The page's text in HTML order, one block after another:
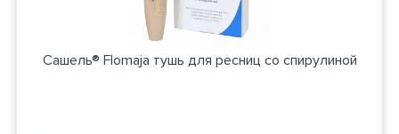
Сашель® Flomaja тушь для ресниц со спирулиной